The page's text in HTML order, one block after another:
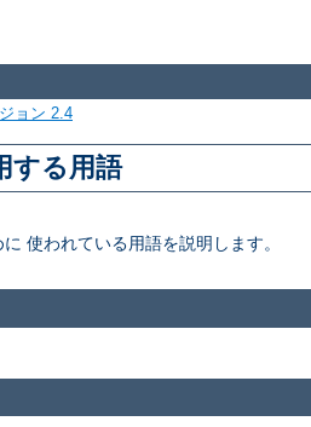
ョン 2.4
する用語
使われている用語を説明します。